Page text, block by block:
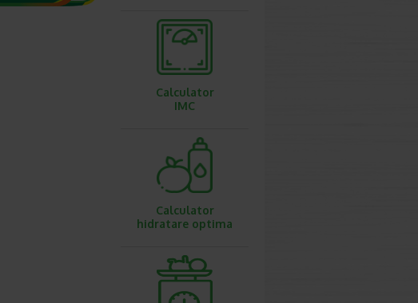
Calculator
IMC
Calculator
hidratare optima